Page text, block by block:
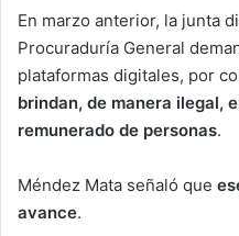
En marzo anterior, la junta
Procuraduría General
plataformas digitales, por
brindan, de manera ilegal,
remunerado de personas.
Méndez Mata señaló que
avance.